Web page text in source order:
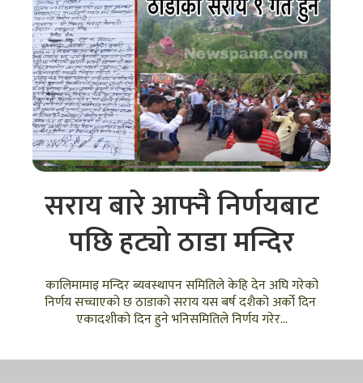
सराय बारे आफ्नै निर्णयबाट
पछि हट्यो ठाडा मन्दिर
कालिमामाइ मन्दिर ब्यवस्थापन समितिले केहि देन अघि गरेको
निर्णय सच्चाएको छ ठाडाको सराय यस बर्ष दशैको अर्को दिन
एकादशीको दिन हुने भनिसमितिले निर्णय गरेर...